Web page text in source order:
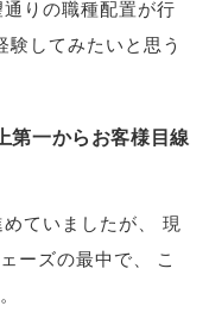
りの職種配置が行
験してみたいと思う
第一からお客様目線
ていましたが
現
ーズの最中で
こ
。